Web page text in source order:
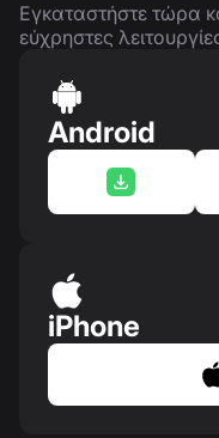
Εγκαταστήστε τώρα
εύχρηστες
Android
iPhone